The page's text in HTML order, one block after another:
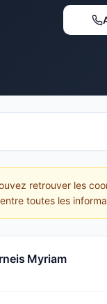
retrouver les
toutes les
Myriam